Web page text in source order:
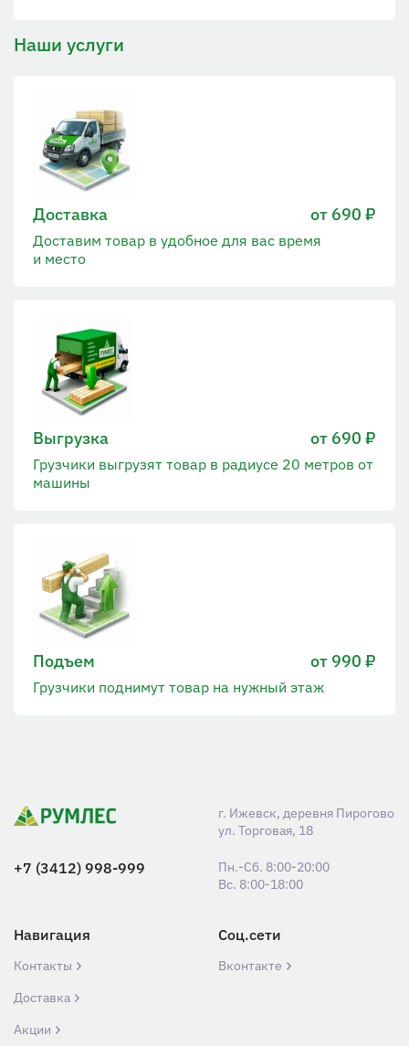
Наши услуги
Доставка от 690 ₽
Доставим товар в удобное для вас время
и место
Выгрузка от 690 ₽
Грузчики выгрузят товар в радиусе 20 метров от
машины
Подъем от 990 ₽
Грузчики поднимут товар на нужный этаж
г. Ижевск, деревня Пирогово
ул. Торговая, 18
+7 (3412) 998-999
Пн.-Сб. 8:00-20:00
Вс. 8:00-18:00
Навигация
Контакты
Доставка
Акции
Соц.сети
Вконтакте